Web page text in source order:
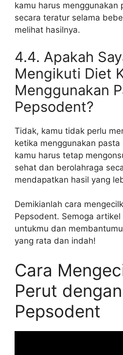
kamu harus menggunakan
secara teratur selama
melihat hasilnya.
4.4. Apakah
Mengikuti Diet
Menggunakan
Pepsodent?
Tidak, kamu tidak perlu
ketika menggunakan
kamu harus tetap
sehat dan berolahraga
mendapatkan hasil yang
Demikianlah cara
Pepsodent. Semoga
untukmu dan
yang rata dan indah!
Cara
Perut dengan
Pepsodent